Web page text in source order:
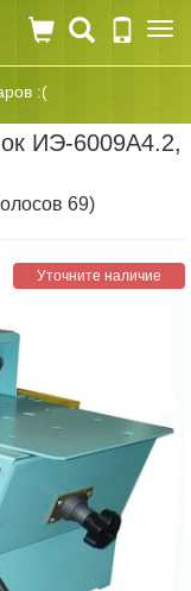
:(
ИЭ-6009А4.2,
69)
Уточните наличие